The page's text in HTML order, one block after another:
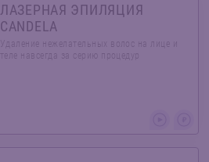
ЛАЗЕРНАЯ ЭПИЛЯЦИЯ
CANDELA
Удаление нежелательных волос на лице и
теле навсегда за серию процедур